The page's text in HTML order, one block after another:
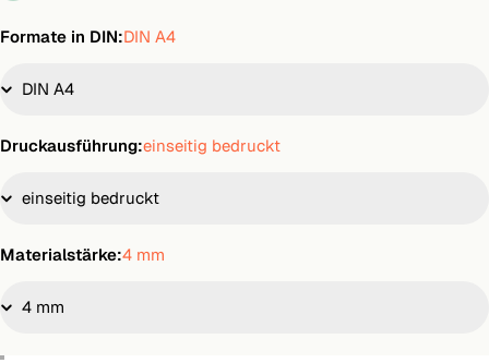
Formate in DIN:DIN A4
Druckausführung:einseitig bedruckt
Materialstärke:4 mm